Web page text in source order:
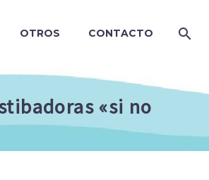
OTROS CONTACTO
«si no